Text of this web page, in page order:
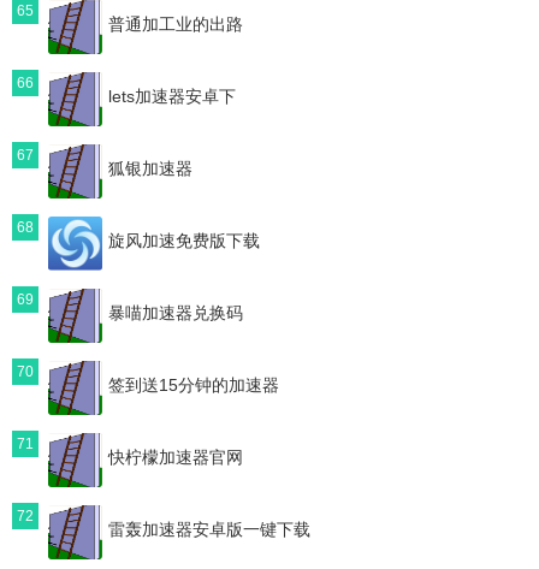
65
普通加工业的出路
66
lets加速器安卓下
67
狐银加速器
68
旋风加速免费版下载
69
暴喵加速器兑换码
70
签到送15分钟的加速器
71
快柠檬加速器官网
72
雷轰加速器安卓版一键下载